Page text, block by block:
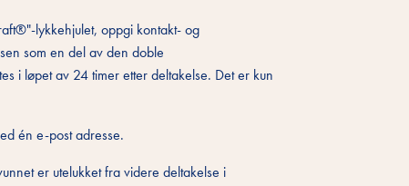
lykkehjulet, oppgi kontakt- og
som en del av den doble
i løpet av 24 timer etter deltakelse. Det er kun
én e-post adresse.
er utelukket fra videre deltakelse i